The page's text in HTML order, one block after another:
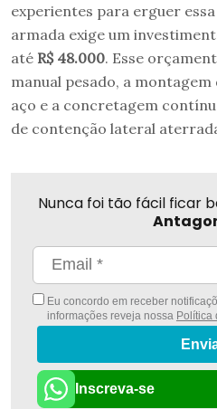
experientes para erguer
armada exige um
até R$ 48.000. Esse
manual pesado, a
aço e a concretagem
de contenção lateral
Nunca foi tão fácil ficar
Eu concordo em receber
informações reveja nossa Política
Inscreva-se